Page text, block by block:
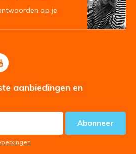
op je
aanbiedingen en
Abonneer